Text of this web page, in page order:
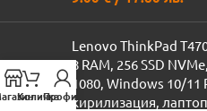
Lenovo ThinkPad
8 RAM, 256 SSD
1080, Windows 10/11
кирилизация,
КоличкаПрофил